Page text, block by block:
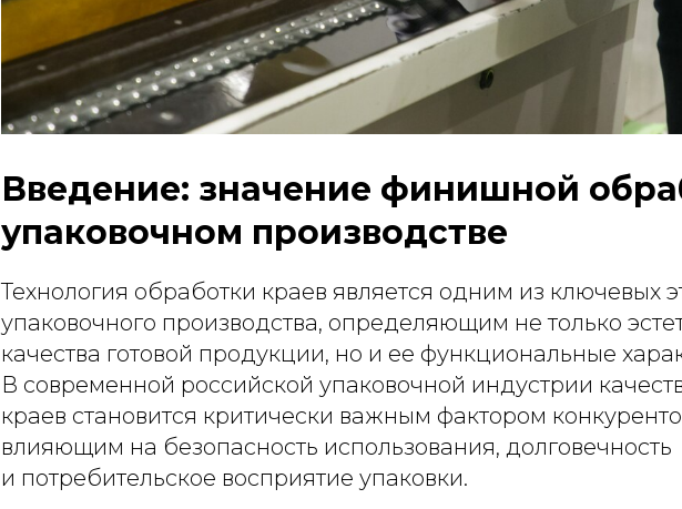
Введение: значение финишной
упаковочном производстве
Технология обработки краев является одним из ключевых
упаковочного производства, определяющим не только
качества готовой продукции, но и ее функциональные
В современной российской упаковочной индустрии
краев становится критически важным фактором
влияющим на безопасность использования, долговечность
и потребительское восприятие упаковки.